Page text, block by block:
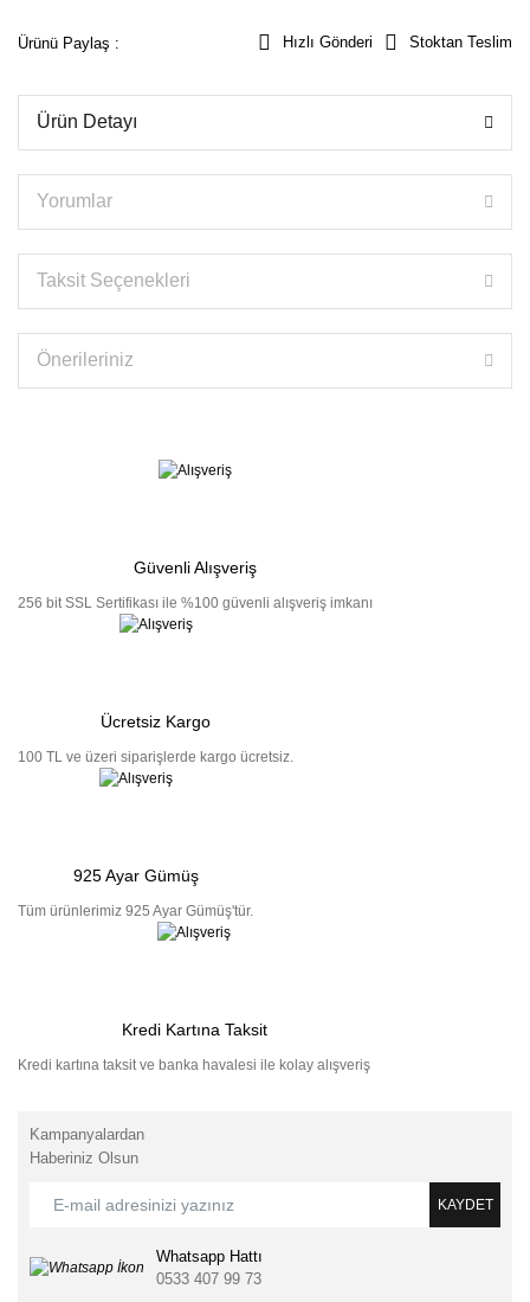
Ürünü Paylaş : Hızlı Gönderi Stoktan Teslim
Ürün Detayı
Yorumlar
Taksit Seçenekleri
Önerileriniz
Güvenli Alışveriş
256 bit SSL Sertifikası ile %100 güvenli alışveriş imkanı
Ücretsiz Kargo
100 TL ve üzeri siparişlerde kargo ücretsiz.
925 Ayar Gümüş
Tüm ürünlerimiz 925 Ayar Gümüş'tür.
Kredi Kartına Taksit
Kredi kartına taksit ve banka havalesi ile kolay alışveriş
Kampanyalardan
Haberiniz Olsun
KAYDET
Whatsapp Hattı
0533 407 99 73